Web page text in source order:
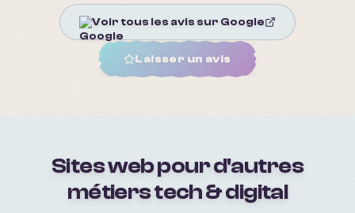
Voir tous les avis sur Google
Laisser un avis
Sites web pour d'autres
métierstech & digital